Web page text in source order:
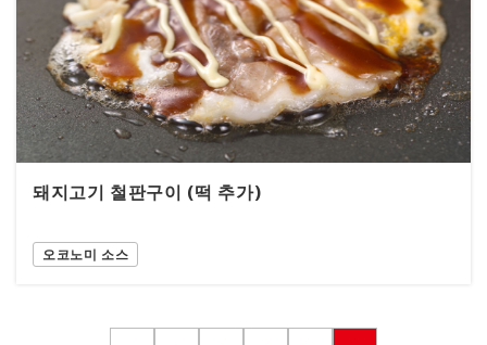
돼지고기 철판구이 (떡 추가)
오코노미 소스